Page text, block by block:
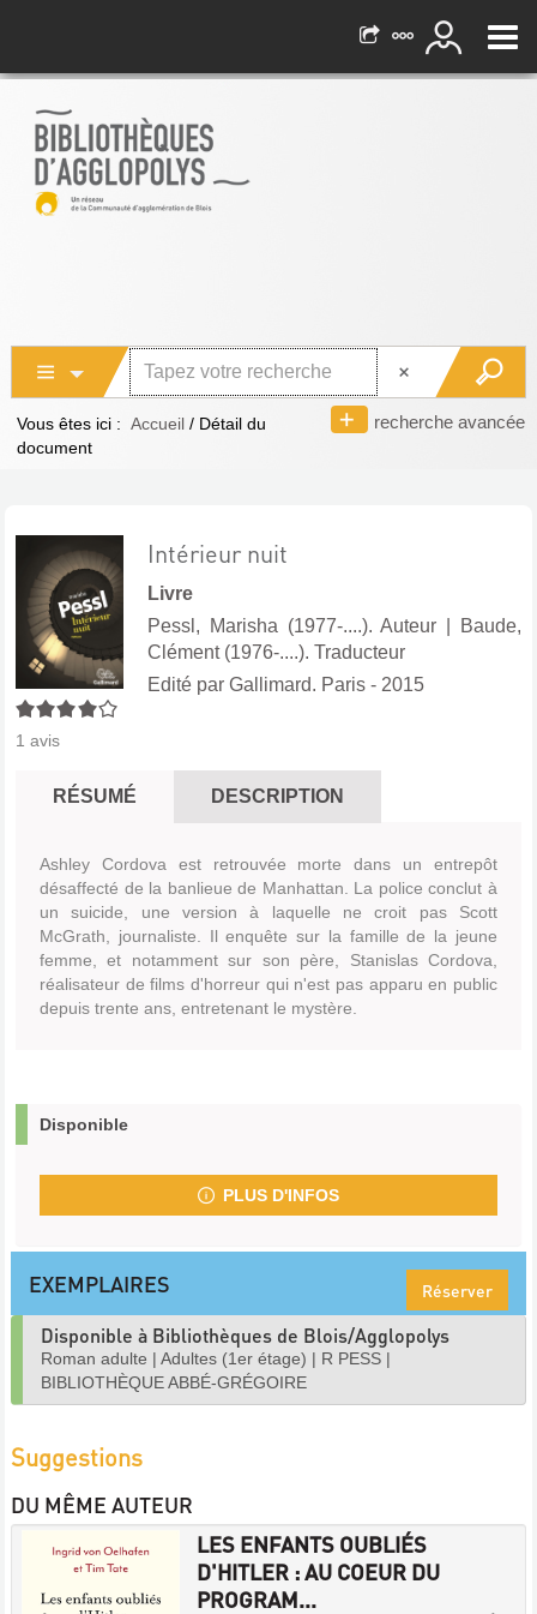
recherche avancée
Vous êtes ici : Accueil / Détail du
document
4/5
1 avis
Intérieur nuit
Livre
Pessl, Marisha (1977-....). Auteur
Baude,
Clément (1976-....). Traducteur
Edité par Gallimard. Paris - 2015
RÉSUMÉ DESCRIPTION
Ashley Cordova est retrouvée morte dans un entrepôt
désaffecté de la banlieue de Manhattan. La police conclut à
un suicide, une version à laquelle ne croit pas Scott
McGrath, journaliste. Il enquête sur la famille de la jeune
femme, et notamment sur son père, Stanislas Cordova,
réalisateur de films d'horreur qui n'est pas apparu en public
depuis trente ans, entretenant le mystère.
Disponible
PLUS D'INFOS
EXEMPLAIRES Réserver
Disponible à Bibliothèques de Blois/Agglopolys
Roman adulte | Adultes (1er étage) | R PESS |
BIBLIOTHÈQUE ABBÉ-GRÉGOIRE
Suggestions
DU MÊME AUTEUR
LES ENFANTS OUBLIÉS
D'HITLER : AU COEUR DU
PROGRAM...